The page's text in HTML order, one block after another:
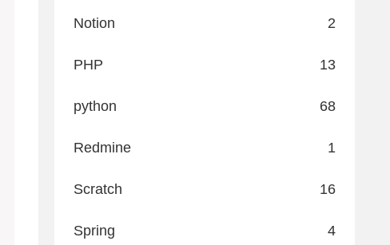
Notion 2
PHP 13
python 68
Redmine 1
Scratch 16
Spring 4